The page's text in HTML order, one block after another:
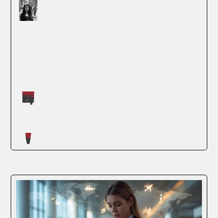
Máster impartidos por Judit López Martínez
La alianza entre ENAE Business School y el
Ministerio de Educación Superior, Ciencia y
Tecnología (MESCyT) de la República